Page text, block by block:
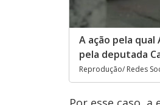
A ação pela
pela deputada
Reprodução/ Redes